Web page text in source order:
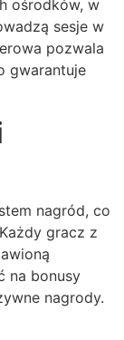
ośrodków, w
sesje w
pozwala
gwarantuje
nagród, co
gracz z
na bonusy
nagrody.